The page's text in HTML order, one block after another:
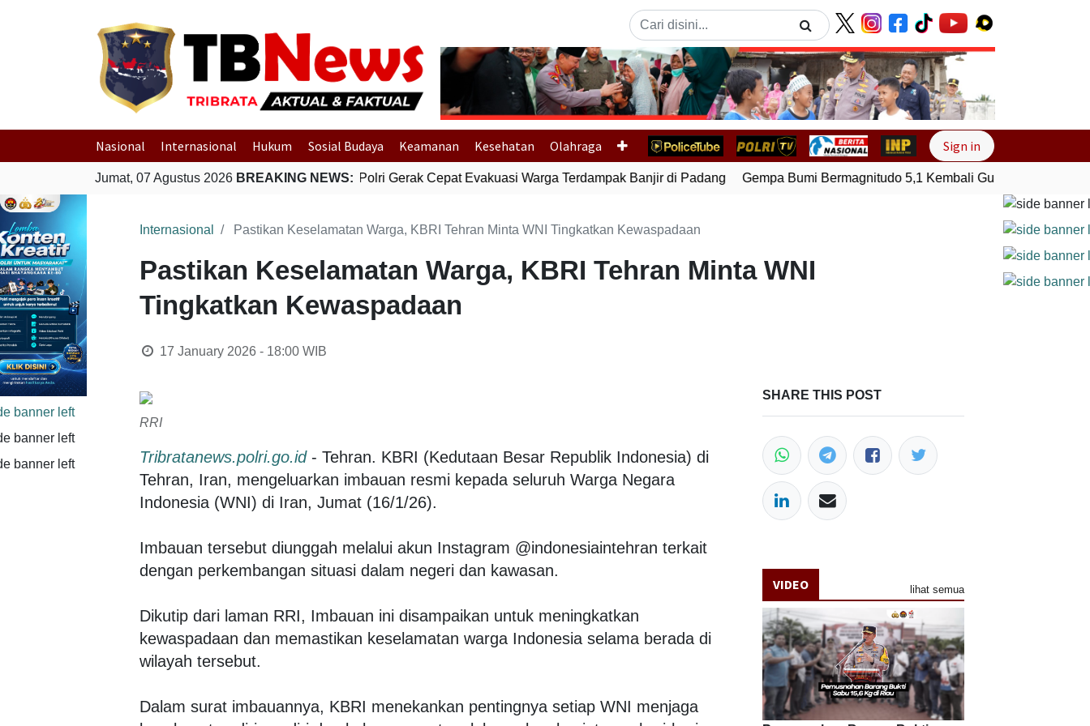
Previous Next
Nasional Internasional Hukum Sosial Budaya Keamanan Kesehatan Olahraga Sign in
Jumat, 07 Agustus 2026 BREAKING NEWS:Polri Gerak Cepat Evakuasi Warga Terdampak Banjir di Padang Gempa Bumi Bermagnitudo 5,1 Kembali Guncang Seram
Internasional Pastikan Keselamatan Warga, KBRI Tehran Minta WNI Tingkatkan Kewaspadaan
Pastikan Keselamatan Warga, KBRI Tehran Minta WNI
Tingkatkan Kewaspadaan
17 January 2026 - 18:00WIB
RRI
Tribratanews.polri.go.id- Tehran. KBRI (Kedutaan Besar Republik Indonesia) di
Tehran, Iran, mengeluarkan imbauan resmi kepada seluruh Warga Negara
Indonesia (WNI) di Iran, Jumat (16/1/26).
Imbauan tersebut diunggah melalui akun Instagram @indonesiaintehran terkait
dengan perkembangan situasi dalam negeri dan kawasan.
Dikutip dari laman RRI, Imbauan ini disampaikan untuk meningkatkan
kewaspadaan dan memastikan keselamatan warga Indonesia selama berada di
wilayah tersebut.
Dalam surat imbauannya, KBRI menekankan pentingnya setiap WNI menjaga
SHARE THIS POST
VIDEO lihat semua